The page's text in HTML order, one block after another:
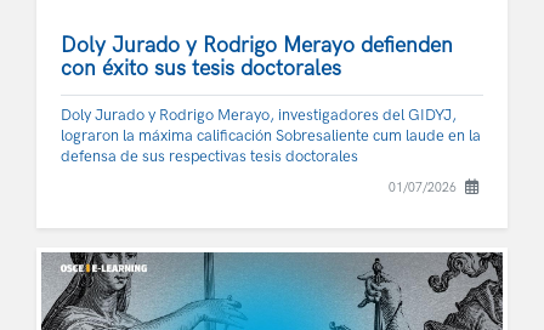
Doly Jurado y Rodrigo Merayo defienden
con éxito sus tesis doctorales
Doly Jurado y Rodrigo Merayo, investigadores del GIDYJ,
lograron la máxima calificación Sobresaliente cum laude en la
defensa de sus respectivas tesis doctorales
01/07/2026